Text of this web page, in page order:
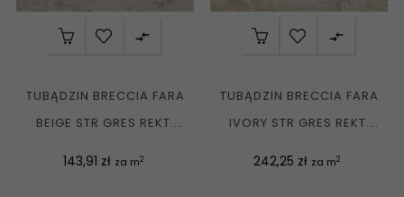

TUBĄDZIN BRECCIA FARA
BEIGE STR GRES REKT.
Cena
143,91 zł za m2

TUBĄDZIN BRECCIA FARA
IVORY STR GRES REKT.
Cena
242,25 zł za m2